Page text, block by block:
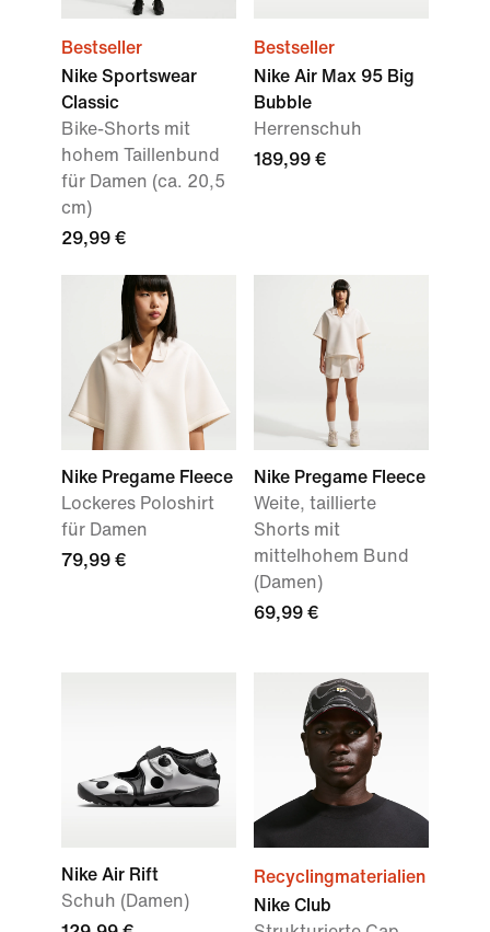
Bestseller
Nike Sportswear
Classic
Bike-Shorts mit
hohem Taillenbund
für Damen (ca. 20,5
cm)
29,99 €
Bestseller
Nike Air Max 95 Big
Bubble
Herrenschuh
189,99 €
Nike Pregame Fleece
Lockeres Poloshirt
für Damen
79,99 €
Nike Pregame Fleece
Weite, taillierte
Shorts mit
mittelhohem Bund
(Damen)
69,99 €
Nike Air Rift
Schuh (Damen)
Recyclingmaterialien
Nike Club